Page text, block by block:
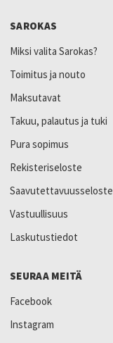
SAROKAS
Miksi valita Sarokas?
Toimitus ja nouto
Maksutavat
Takuu, palautus ja tuki
Pura sopimus
Rekisteriseloste
Saavutettavuusseloste
Vastuullisuus
Laskutustiedot
SEURAA MEITÄ
Facebook
Instagram